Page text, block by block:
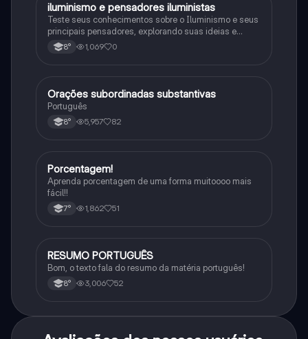
História
iluminismo e pensadores iluministas
Teste seus conhecimentos sobre o Iluminismo e seus
principais pensadores, explorando suas ideias e
impacto histórico.
8° 1,069 0
Português
Orações subordinadas substantivas
Português
8° 5,957 82
Matematica
Porcentagem!
Aprenda porcentagem de uma forma muitoooo mais
fácil!!
7° 1,862 51
Português
RESUMO PORTUGUÊS
Bom, o texto fala do resumo da matéria português!
8° 3,006 52